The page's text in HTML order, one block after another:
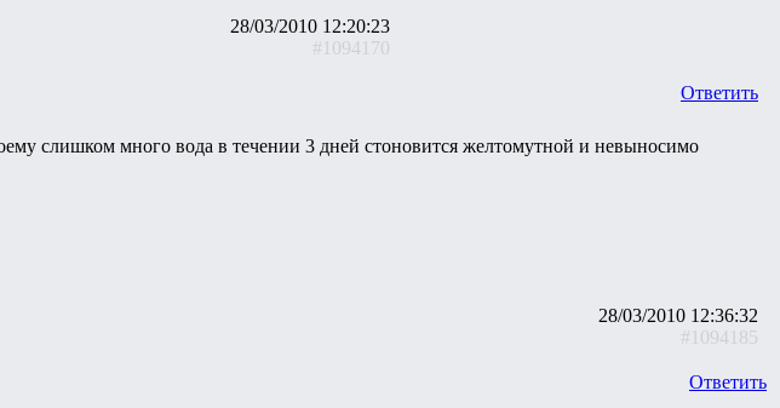
28/03/2010 12:20:23
#1094170
Ответить
слишком много вода в течении 3 дней стоновится желтомутной и невыносимо
28/03/2010 12:36:32
#1094185
Ответить